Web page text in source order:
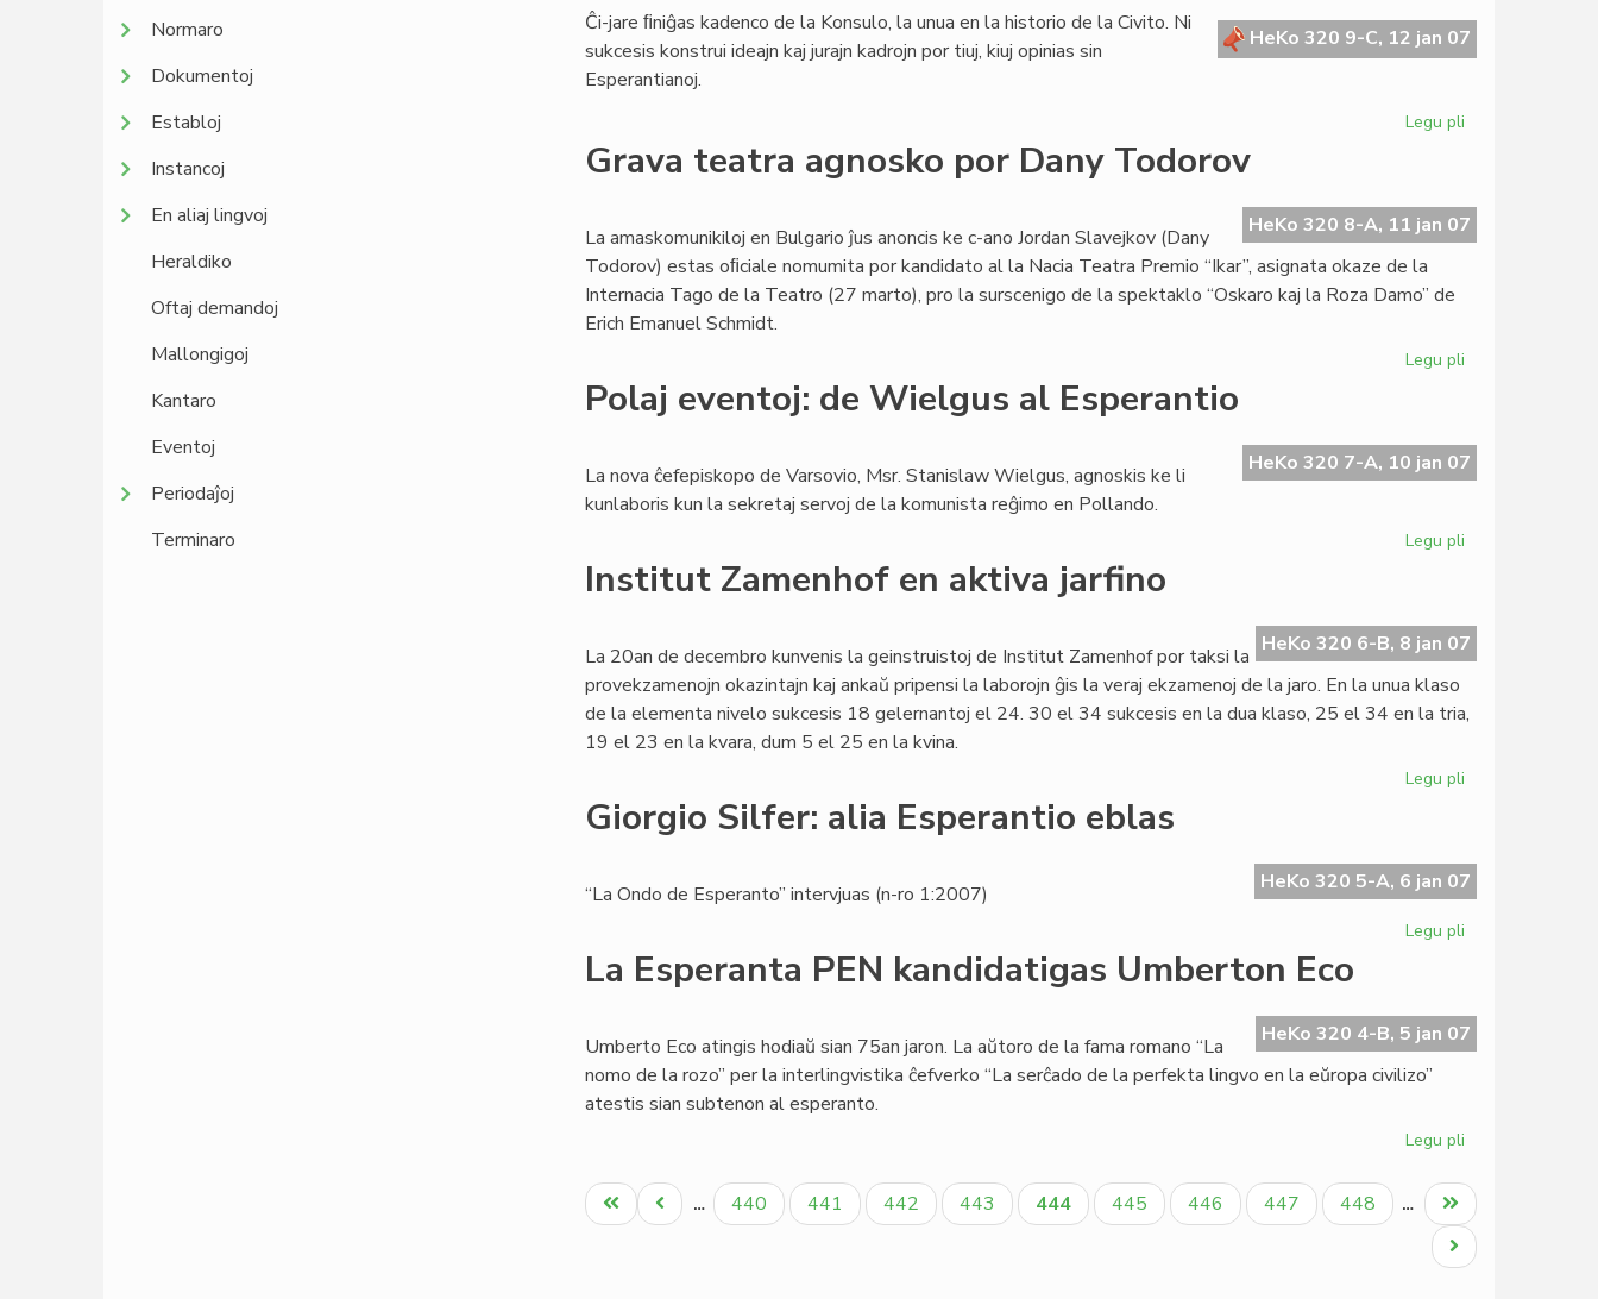
la
tago
HeKo 320 9-C, 12 jan 07
Ĉi-jare ﬁniĝas kadenco de la Konsulo, la unua en la historio de la Civito. Ni
sukcesis konstrui ideajn kaj jurajn kadrojn por tiuj, kiuj opinias sin
Esperantianoj.
Legu pli
Konsulo
Walter
Grava teatra agnosko por Dany Todorov
HeKo 320 8-A, 11 jan 07
La amaskomunikiloj en Bulgario ĵus anoncis ke c-ano Jordan Slavejkov (Dany
Todorov) estas oﬁciale nomumita por kandidato al la Nacia Teatra Premio “Ikar”, asignata okaze de la
Internacia Tago de la Teatro (27 marto), pro la surscenigo de la spektaklo “Oskaro kaj la Roza Damo” de
Erich Emanuel Schmidt.
Legu pli
por
Dany
Polaj eventoj: de Wielgus al Esperantio
HeKo 320 7-A, 10 jan 07
La nova ĉefepiskopo de Varsovio, Msr. Stanislaw Wielgus, agnoskis ke li
kunlaboris kun la sekretaj servoj de la komunista reĝimo en Pollando.
Legu pli
Wielgus
al
Institut Zamenhof en aktiva jarfino
HeKo 320 6-B, 8 jan 07
La 20an de decembro kunvenis la geinstruistoj de Institut Zamenhof por taksi la
provekzamenojn okazintajn kaj ankaŭ pripensi la laborojn ĝis la veraj ekzamenoj de la jaro. En la unua klaso
de la elementa nivelo sukcesis 18 gelernantoj el 24. 30 el 34 sukcesis en la dua klaso, 25 el 34 en la tria,
19 el 23 en la kvara, dum 5 el 25 en la kvina.
Legu pli
aktiva
jarfino
Giorgio Silfer: alia Esperantio eblas
HeKo 320 5-A, 6 jan 07
“La Ondo de Esperanto” intervjuas (n-ro 1:2007)
Legu pli
Esperantio
eblas
La Esperanta PEN kandidatigas Umberton Eco
HeKo 320 4-B, 5 jan 07
Umberto Eco atingis hodiaŭ sian 75an jaron. La aŭtoro de la fama romano “La
nomo de la rozo” per la interlingvistika ĉefverko “La serĉado de la perfekta lingvo en la eŭropa civilizo”
atestis sian subtenon al esperanto.
Legu pli
Esperanta
PEN
kandidatigas
Umberton
Pagination
Unua
paĝo
Antaŭa
paĝo
… Paĝo
440 Paĝo
441 Paĝo
442 Paĝo
443
Aktuala
paĝo
444 Paĝo
445 Paĝo
446 Paĝo
447 Paĝo
448 …
Last
page
Next
page
Normaro
Dokumentoj
Establoj
Instancoj
En aliaj lingvoj
Heraldiko
Oftaj demandoj
Mallongigoj
Kantaro
Eventoj
Periodaĵoj
Terminaro